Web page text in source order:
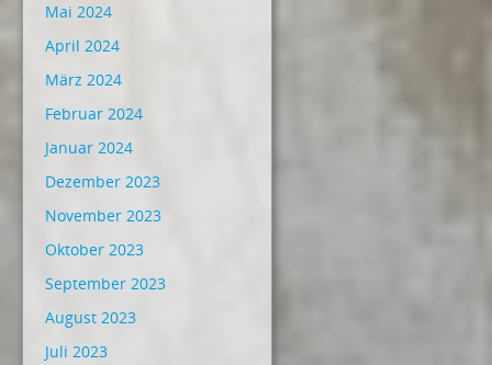
Mai 2024
April 2024
März 2024
Februar 2024
Januar 2024
Dezember 2023
November 2023
Oktober 2023
September 2023
August 2023
Juli 2023